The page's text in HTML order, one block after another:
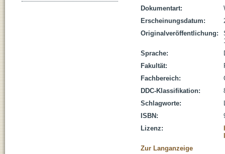
Dokumentart:
Erscheinungsdatum:
Originalveröffentlichung:
Sprache:
Fakultät:
Fachbereich:
DDC-Klassifikation:
Schlagworte:
ISBN:
Lizenz:
Zur Langanzeige